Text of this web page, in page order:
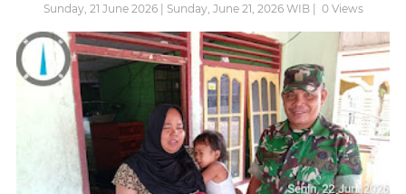
Sunday, 21 June 2026 | Sunday, June 21, 2026 WIB | 0Views